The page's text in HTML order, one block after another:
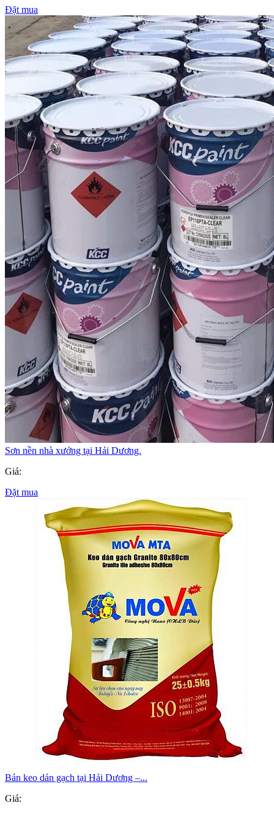
Đặt mua
Sơn nền nhà xưởng tại Hải Dương.
Giá:
Đặt mua
Bán keo dán gạch tại Hải Dương –...
Giá: